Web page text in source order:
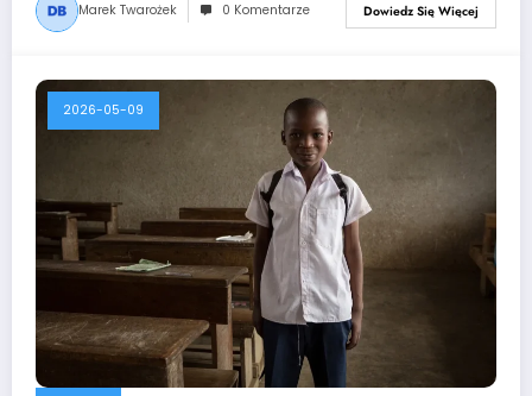
Marek Twarożek 0 Komentarze Dowiedz Się Więcej
2026-05-09